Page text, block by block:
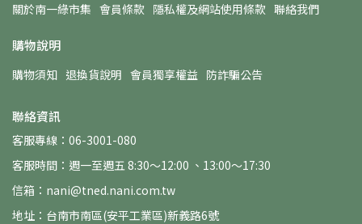
關於南一綠市集 會員條款 隱私權及網站使用條款 聯絡我們
購物說明
購物須知 退換貨說明 會員獨享權益 防詐騙公告
聯絡資訊
客服專線：06-3001-080
客服時間：週一至週五 8:30～12:00 、13:00～17:30
信箱：nani@tned.nani.com.tw
地址：台南市南區(安平工業區)新義路6號